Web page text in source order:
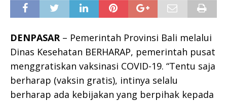
DENPASAR – Pemerintah Provinsi Bali melalui
Dinas Kesehatan BERHARAP, pemerintah pusat
menggratiskan vaksinasi COVID-19. “Tentu saja
berharap (vaksin gratis), intinya selalu
berharap ada kebijakan yang berpihak kepada